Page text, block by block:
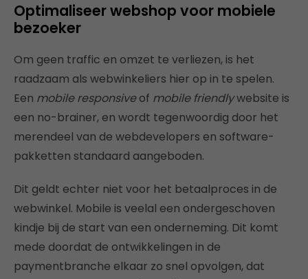
Optimaliseer webshop voor mobiele
bezoeker
Om geen traffic en omzet te verliezen, is het
raadzaam als webwinkeliers hier op in te spelen.
Een mobile responsiveof mobile friendlywebsite is
een no-brainer, en wordt tegenwoordig door het
merendeel van de webdevelopers en software-
pakketten standaard aangeboden.
Dit geldt echter niet voor het betaalproces in de
webwinkel. Mobile is veelal een ondergeschoven
kindje bij de start van een onderneming. Dit komt
mede doordat de ontwikkelingen in de
paymentbranche elkaar zo snel opvolgen, dat